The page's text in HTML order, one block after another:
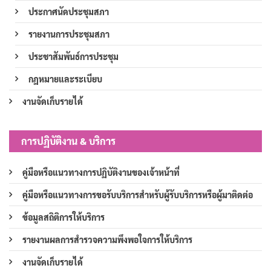
ประกาศนัดประชุมสภา
รายงานการประชุมสภา
ประชาสัมพันธ์การประชุม
กฎหมายและระเบียบ
งานจัดเก็บรายได้
การปฏิบัติงาน & บริการ
คู่มือหรือแนวทางการปฏิบัติงานของเจ้าหน้าที่
คู่มือหรือแนวทางการขอรับบริการสำหรับผู้รับบริการหรือผู้มาติดต่อ
ข้อมูลสถิติการให้บริการ
รายงานผลการสำรวจความพึงพอใจการให้บริการ
งานจัดเก็บรายได้